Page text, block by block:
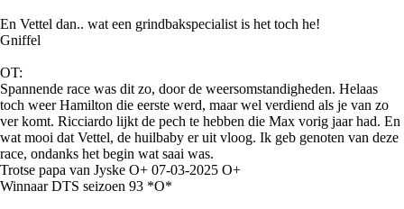
En Vettel dan.. wat een grindbakspecialist is het toch he!
Gniffel
OT:
Spannende race was dit zo, door de weersomstandigheden. Helaas
toch weer Hamilton die eerste werd, maar wel verdiend als je van zo
ver komt. Ricciardo lijkt de pech te hebben die Max vorig jaar had. En
wat mooi dat Vettel, de huilbaby er uit vloog. Ik geb genoten van deze
race, ondanks het begin wat saai was.
Trotse papa van Jyske O+ 07-03-2025 O+
Winnaar DTS seizoen 93 *O*